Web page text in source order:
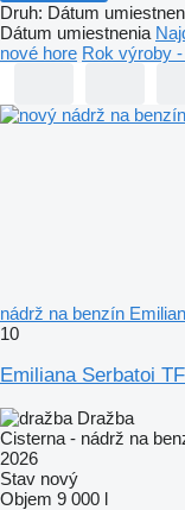
Druh: Dátum
Dátum umiestnenia
nové hore Rok výroby
nádrž na benzín
10
Emiliana Serbatoi
Dražba
Cisterna - nádrž na
2026
Stav nový
Objem 9 000 l